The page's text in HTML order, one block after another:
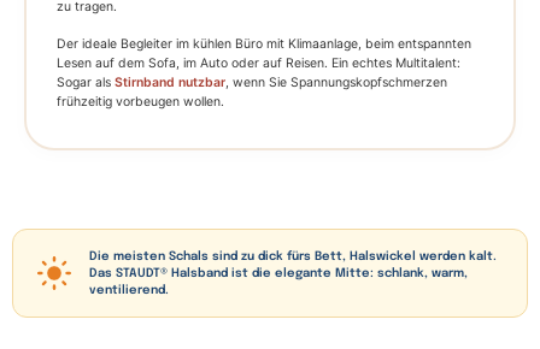
zu tragen.
Der ideale Begleiter im kühlen Büro mit Klimaanlage, beim entspannten
Lesen auf dem Sofa, im Auto oder auf Reisen. Ein echtes Multitalent:
Sogar als Stirnband nutzbar, wenn Sie Spannungskopfschmerzen
frühzeitig vorbeugen wollen.
Die meisten Schals sind zu dick fürs Bett, Halswickel werden kalt.
Das STAUDT® Halsband ist die elegante Mitte: schlank, warm,
ventilierend.